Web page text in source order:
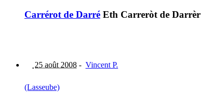
Carrérot de Darré Eth Carreròt de Darrèr
25 août 2008 - Vincent P.
(Lasseube)